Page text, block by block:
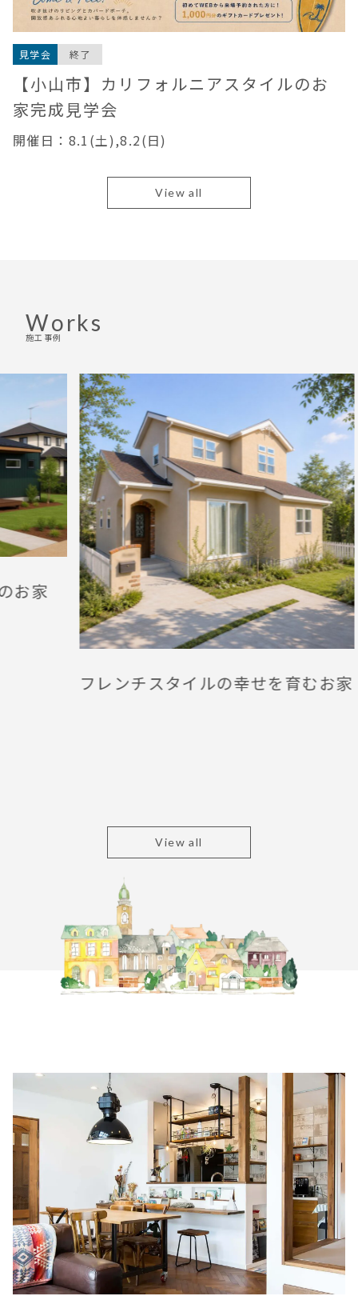
【小山市】カリフォルニアスタイルのお
家完成見学会
見学会 終了
開催日：8.1(土),8.2(日)
View all
Works
施工事例
フレンチスタイルの幸せを育むお家
シッ
View all